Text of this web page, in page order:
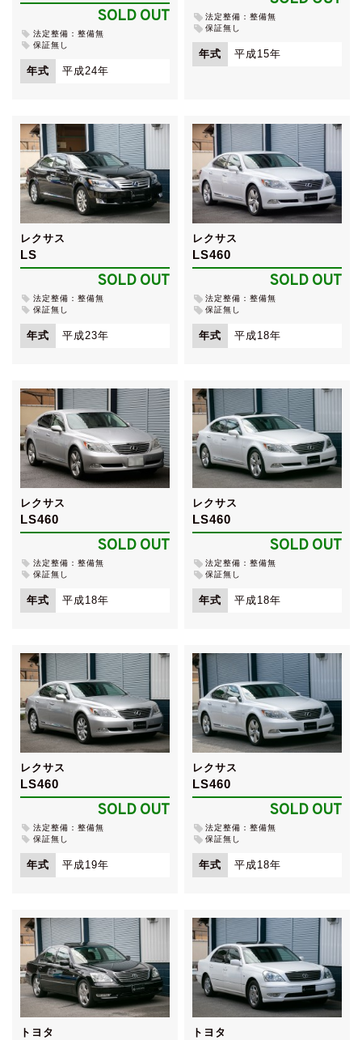
SOLD OUT
法定整備：整備無
保証無し
年式 平成24年
法定整備：整備無
保証無し
年式 平成15年
レクサス
LS
SOLD OUT
法定整備：整備無
保証無し
年式 平成23年
レクサス
LS460
SOLD OUT
法定整備：整備無
保証無し
年式 平成18年
レクサス
LS460
SOLD OUT
法定整備：整備無
保証無し
年式 平成18年
レクサス
LS460
SOLD OUT
法定整備：整備無
保証無し
年式 平成18年
レクサス
LS460
SOLD OUT
法定整備：整備無
保証無し
年式 平成19年
レクサス
LS460
SOLD OUT
法定整備：整備無
保証無し
年式 平成18年
トヨタ トヨタ